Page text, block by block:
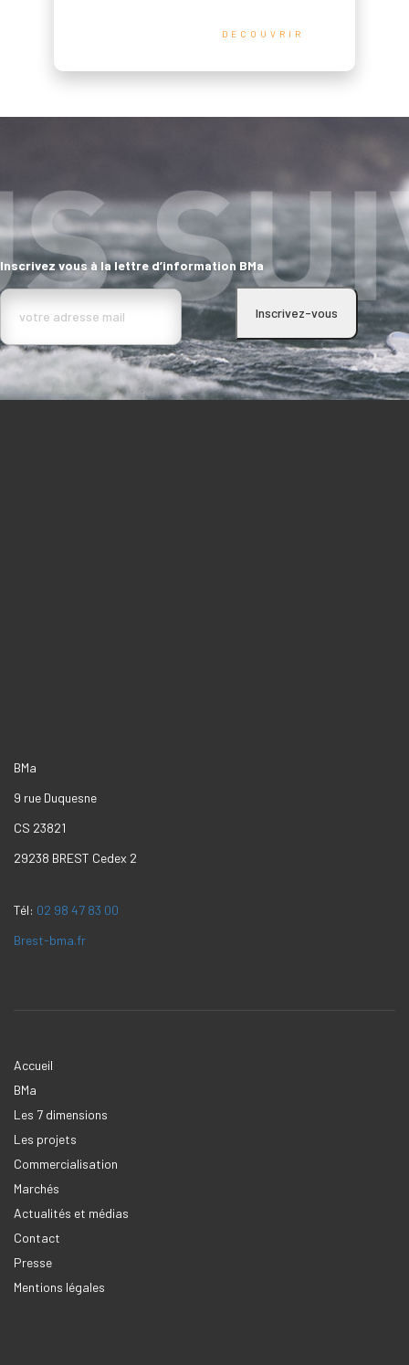
DECOUVRIR
Inscrivez vous à la lettre d’information BMa
BMa
9 rue Duquesne
CS 23821
29238 BREST Cedex 2
Tél: 02 98 47 83 00
Brest-bma.fr
Accueil
BMa
Les 7 dimensions
Les projets
Commercialisation
Marchés
Actualités et médias
Contact
Presse
Mentions légales